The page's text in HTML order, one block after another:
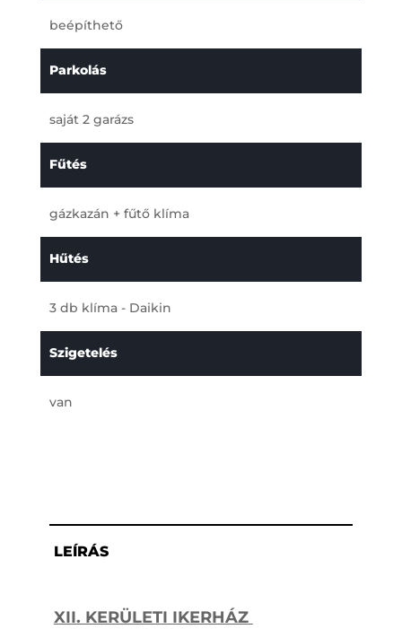
beépíthető
Parkolás
saját 2 garázs
Fűtés
gázkazán + fűtő klíma
Hűtés
3 db klíma - Daikin
Szigetelés
van
LEÍRÁS
XII. KERÜLETI IKERHÁZ